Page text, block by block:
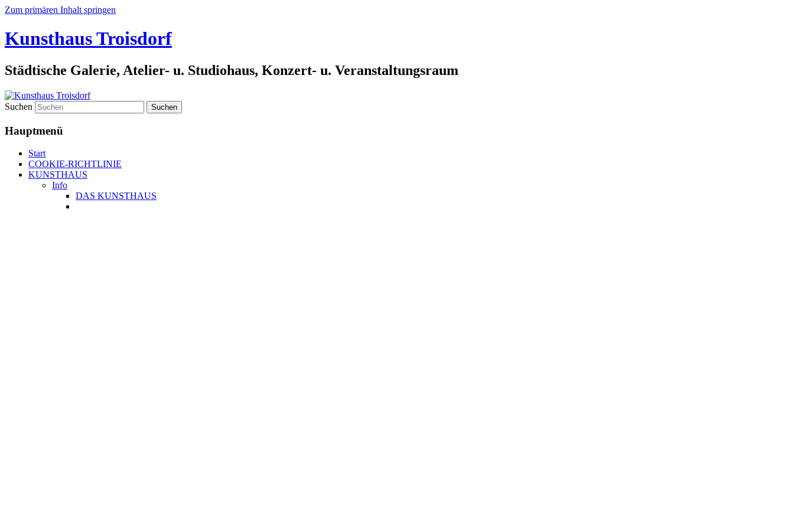
Zum primären Inhalt springen
Kunsthaus Troisdorf
Städtische Galerie, Atelier- u. Studiohaus, Konzert- u. Veranstaltungsraum
Suchen
Hauptmenü
Start
COOKIE-RICHTLINIE
KUNSTHAUS
Info
DAS KUNSTHAUS